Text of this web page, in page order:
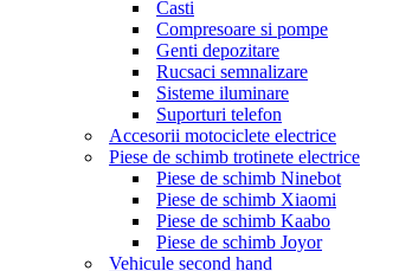
Casti
Compresoare si pompe
Genti depozitare
Rucsaci semnalizare
Sisteme iluminare
Suporturi telefon
Accesorii motociclete electrice
Piese de schimb trotinete electrice
Piese de schimb Ninebot
Piese de schimb Xiaomi
Piese de schimb Kaabo
Piese de schimb Joyor
Vehicule second hand